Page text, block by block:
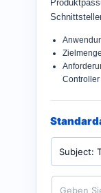
Controller
P
o
d
N